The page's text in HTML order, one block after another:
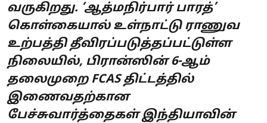
வருகிறது. ‘ஆத்மநிர்பார் பாரத்’
கொள்கையால் உள்நாட்டு ராணுவ
உற்பத்தி தீவிரப்படுத்தப்பட்டுள்ள
நிலையில், பிரான்ஸின் 6-ஆம்
தலைமுறை FCAS திட்டத்தில்
இணைவதற்கான
பேச்சுவார்த்தைகள் இந்தியாவின்